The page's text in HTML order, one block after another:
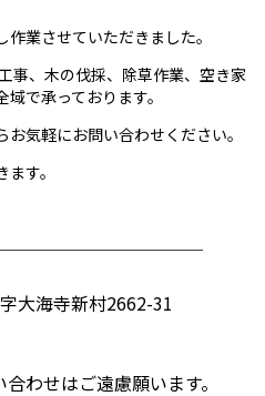
業させていただきました。
事、木の伐採、除草作業、空き家
で承っております。
気軽にお問い合わせください。
す。
大海寺新村2662-31
わせはご遠慮願います。